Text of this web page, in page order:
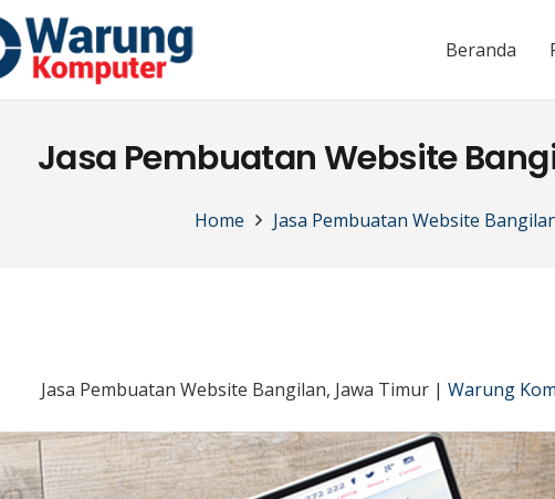
Beranda
Jasa Pembuatan Website
Home Jasa Pembuatan Website
Jasa Pembuatan Website Bangilan, Jawa Timur | Warung